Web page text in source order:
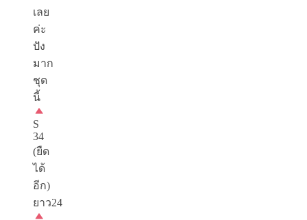
เลย
ค่ะ
ปัง
มาก
ชุด
นี้
S
34
(ยืด
ได้
อีก)
ยาว24